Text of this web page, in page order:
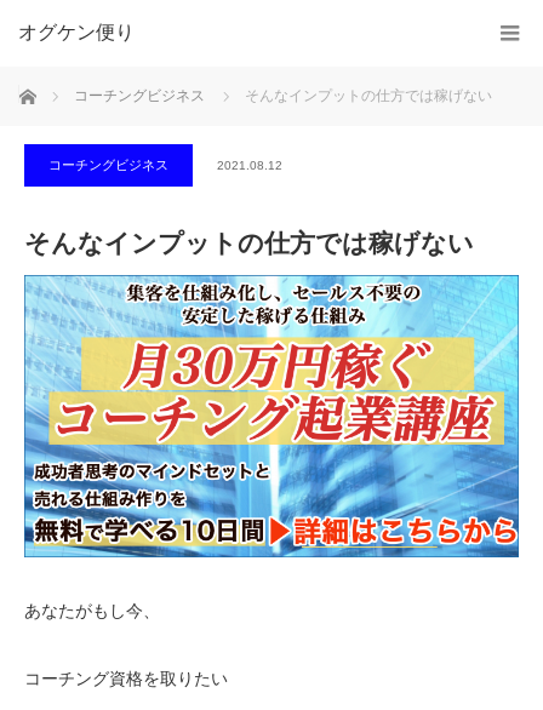
オグケン便り
ホーム コーチングビジネス そんなインプットの仕方では稼げない
コーチングビジネス 2021.08.12
そんなインプットの仕方では稼げない
あなたがもし今、
コーチング資格を取りたい